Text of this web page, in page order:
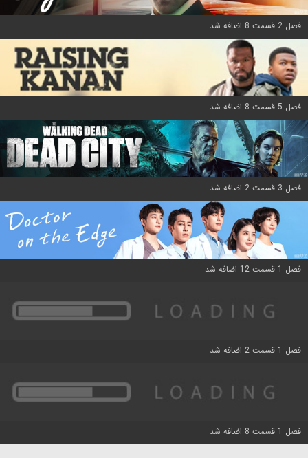
فصل 2 قسمت 8 اضافه شد
فصل 5 قسمت 8 اضافه شد
فصل 3 قسمت 2 اضافه شد
فصل 1 قسمت 12 اضافه شد
فصل 1 قسمت 2 اضافه شد
فصل 1 قسمت 8 اضافه شد